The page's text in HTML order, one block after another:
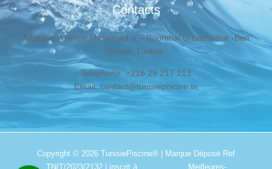
Contacts
Adresse: Avenue Mohamed V – Boumhal el bassatine -Ben
Arous, Tunisie
Telephone: +216 29 217 213
Email: contact@tunisiepiscine.tn
Copyright © 2026 TunisiePiscine® | Marque Déposé Ref
TN/T/2023/2132 | inscrit à
Meilleures-